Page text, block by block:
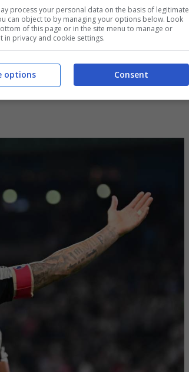
Allegri ha chiestoper la seconda
puntare su un over 40,
stiamo parlando di uno dei
dello spagnolo non
process your personal data on the basis of legitimate
can object to by managing your options below. Look
of this page or in the site menu to manage or
in privacy and cookie settings.
Consent
options